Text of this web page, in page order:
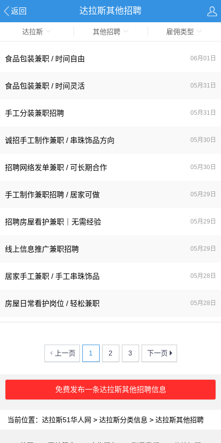
返回 达拉斯其他招聘
达拉斯 其他招聘 雇佣类型
食品包装兼职 / 时间自由 06月01日
食品包装兼职 / 时间灵活 05月31日
手工分装兼职招聘 05月31日
诚招手工制作兼职 / 串珠饰品方向 05月30日
招聘网络发单兼职 / 可长期合作 05月30日
手工制作兼职招聘 / 居家可做 05月29日
招聘房屋看护兼职｜无需经验 05月29日
线上信息推广兼职招聘 05月29日
居家手工兼职 / 手工串珠饰品 05月28日
房屋日常看护岗位 / 轻松兼职 05月28日
上一页 1 2 3 下一页
免费发布一条达拉斯其他招聘信息
当前位置： 达拉斯51华人网 > 达拉斯分类信息 > 达拉斯其他招聘